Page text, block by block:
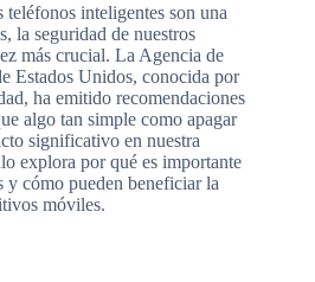
inteligentes son una
la seguridad de nuestros
más crucial. La Agencia de
Estados Unidos, conocida por
ha emitido recomendaciones
algo tan simple como apagar
significativo en nuestra
explora por qué es importante
y cómo pueden beneficiar la
móviles.